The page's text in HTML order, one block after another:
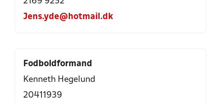
Jens.yde@hotmail.dk
Fodboldformand
Kenneth Hegelund
20411939